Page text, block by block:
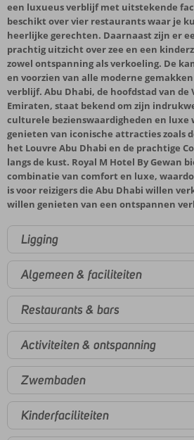
een luxueus verblijf met uitstekende
beschikt over vier restaurants waar je
heerlijke gerechten. Daarnaast zijn er
prachtig uitzicht over zee en een
zowel ontspanning als verkoeling. De
en voorzien van alle moderne
verblijf. Abu Dhabi, de hoofdstad van de
Emiraten, staat bekend om zijn
culturele bezienswaardigheden en luxe
genieten van iconische attracties zoals
het Louvre Abu Dhabi en de prachtige
langs de kust. Royal M Hotel By Gewan
combinatie van comfort en luxe,
is voor reizigers die Abu Dhabi willen
willen genieten van een ontspannen
Ligging
Algemeen & faciliteiten
Restaurants & bars
Activiteiten & ontspanning
Zwembaden
Kinderfaciliteiten